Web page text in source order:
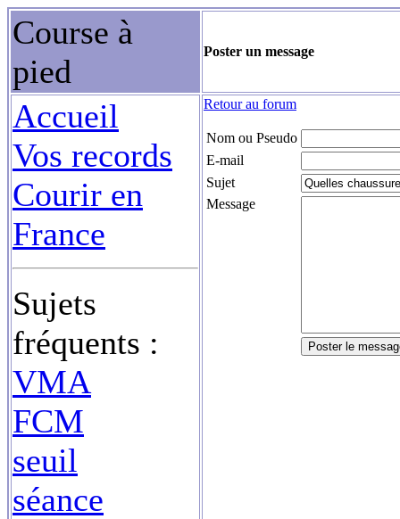
Course à
pied
Poster un message
Accueil
Vos records
Courir en
France
Sujets
fréquents :
VMA
FCM
seuil
séance
Retour au forum
Nom ou Pseudo
E-mail
Sujet
Message